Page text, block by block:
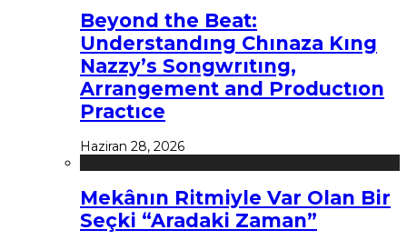
Beyond the Beat:
Understandıng Chınaza Kıng
Nazzy’s Songwrıtıng,
Arrangement and Productıon
Practıce
Haziran 28, 2026
Mekânın Ritmiyle Var Olan Bir
Seçki “Aradaki Zaman”